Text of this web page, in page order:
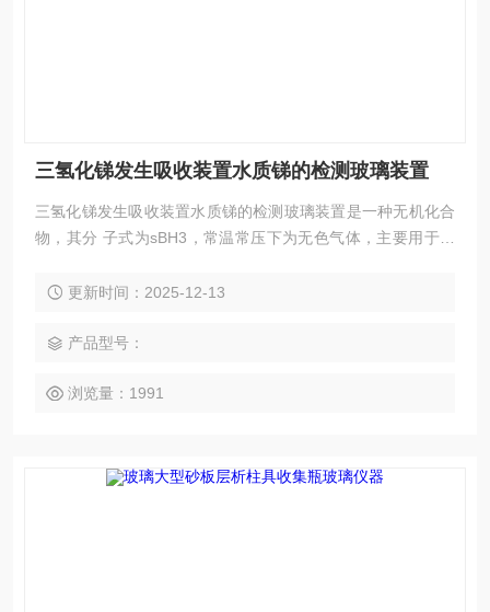
三氢化锑发生吸收装置水质锑的检测玻璃装置
三氢化锑发生吸收装置水质锑的检测玻璃装置是一种无机化合
物，其分 子式为sBH3，常温常压下为无色气体，主要用于制
更新时间：2025-12-13
产品型号：
浏览量：1991